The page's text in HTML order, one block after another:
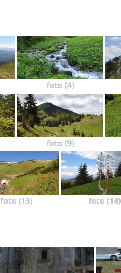
foto (4)
foto (9)
foto (13) foto (14)